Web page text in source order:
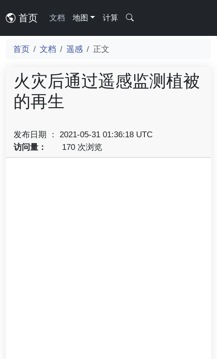
首页 文档 地图 计算
首页 文档 遥感 正文
火灾后通过遥感监测植被
的再生
发布日期 ： 2021-05-31 01:36:18 UTC
访问量：
170 次浏览